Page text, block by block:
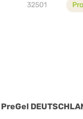
32501
PreGel